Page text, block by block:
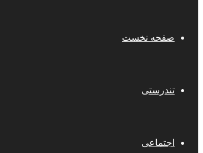
صفحه نخست
تندرستی
اجتماعی